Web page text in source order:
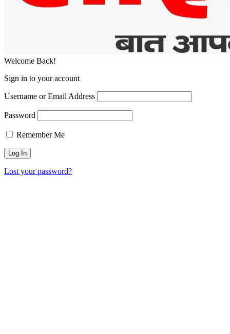
Welcome Back!
Sign in to your account
Username or Email Address
Password
Remember Me
Lost your password?